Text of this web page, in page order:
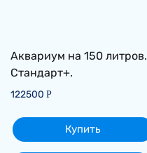
Аквариум на 150 литров.
Стандарт+.
122500 Р
Купить